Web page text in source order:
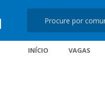
INÍCIO VAGAS